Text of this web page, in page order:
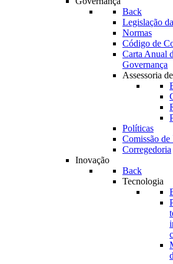
Back
Legislação
Normas
Código de
Carta Anual
Governança
Assessoria
Políticas
Comissão de
Corregedoria
Inovação
Back
Tecnologia